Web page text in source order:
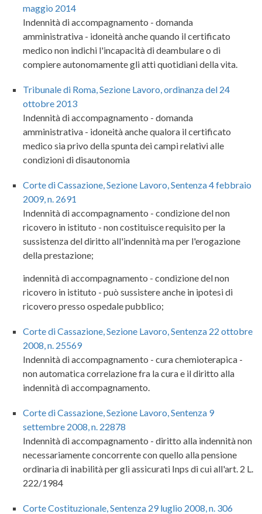
maggio 2014
Indennità di accompagnamento - domanda
amministrativa - idoneità anche quando il certificato
medico non indichi l'incapacità di deambulare o di
compiere autonomamente gli atti quotidiani della vita.
Tribunale di Roma, Sezione Lavoro, ordinanza del 24
ottobre 2013
Indennità di accompagnamento - domanda
amministrativa - idoneità anche qualora il certificato
medico sia privo della spunta dei campi relativi alle
condizioni di disautonomia
Corte di Cassazione, Sezione Lavoro, Sentenza 4 febbraio
2009, n. 2691
Indennità di accompagnamento - condizione del non
ricovero in istituto - non costituisce requisito per la
sussistenza del diritto all'indennità ma per l'erogazione
della prestazione;
indennità di accompagnamento - condizione del non
ricovero in istituto - può sussistere anche in ipotesi di
ricovero presso ospedale pubblico;
Corte di Cassazione, Sezione Lavoro, Sentenza 22 ottobre
2008, n. 25569
Indennità di accompagnamento - cura chemioterapica -
non automatica correlazione fra la cura e il diritto alla
indennità di accompagnamento.
Corte di Cassazione, Sezione Lavoro, Sentenza 9
settembre 2008, n. 22878
Indennità di accompagnamento - diritto alla indennità non
necessariamente concorrente con quello alla pensione
ordinaria di inabilità per gli assicurati Inps di cui all'art. 2 L.
222/1984
Corte Costituzionale, Sentenza 29 luglio 2008, n. 306